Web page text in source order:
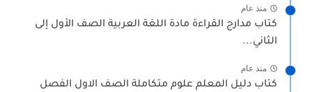
منذ عام
كتاب مدارج القراءة مادة اللغة العربية الصف الأول إلى
الثاني...
منذ عام
كتاب دليل المعلم علوم متكاملة الصف الاول الفصل